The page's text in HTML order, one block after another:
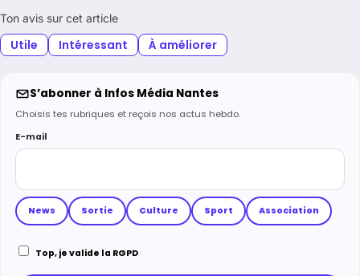
Ton avis sur cet article
Utile Intéressant À améliorer
S’abonner à Infos Média Nantes
Choisis tes rubriques et reçois nos actus hebdo.
E-mail
News Sortie Culture Sport Association
Top, je valide la RGPD